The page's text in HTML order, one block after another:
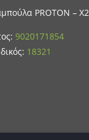
PROTON – X2
9020171854
18321